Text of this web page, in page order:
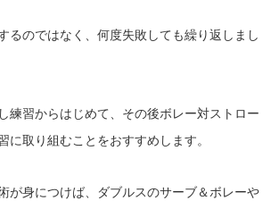
るのではなく、何度失敗しても繰り返しまし
練習からはじめて、その後ボレー対ストロー
に取り組むことをおすすめします。
が身につけば、ダブルスのサーブ＆ボレーや